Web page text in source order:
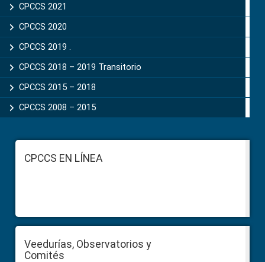
CPCCS 2021
CPCCS 2020
CPCCS 2019 .
CPCCS 2018 – 2019 Transitorio
CPCCS 2015 – 2018
CPCCS 2008 – 2015
FooterCPCCS EN LÍNEA
Veedurías, Observatorios y
Comités